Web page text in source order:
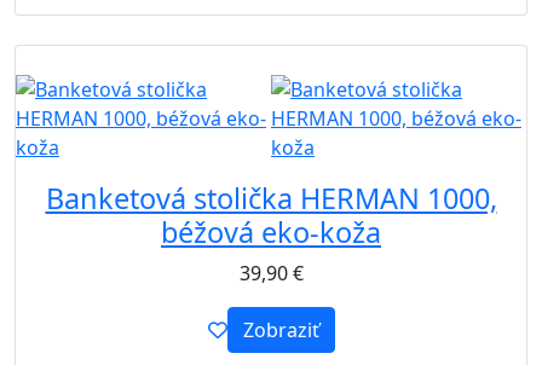
Banketová stolička HERMAN 1000,
béžová eko-koža
39,90€
Zobraziť